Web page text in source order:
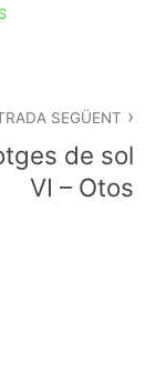
SEGÜENT
de sol
VI – Otos